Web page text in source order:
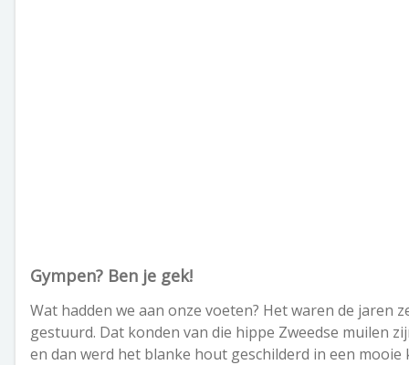
Gympen? Ben je gek!
Wat hadden we aan onze voeten? Het waren de jaren
gestuurd. Dat konden van die hippe Zweedse muilen
en dan werd het blanke hout geschilderd in een